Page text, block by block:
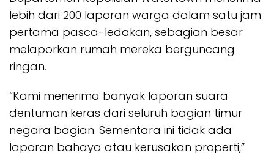
lebih dari 200 laporan warga dalam satu jam
pertama pasca-ledakan, sebagian besar
melaporkan rumah mereka berguncang
ringan.
“Kami menerima banyak laporan suara
dentuman keras dari seluruh bagian timur
negara bagian. Sementara ini tidak ada
laporan bahaya atau kerusakan properti,”